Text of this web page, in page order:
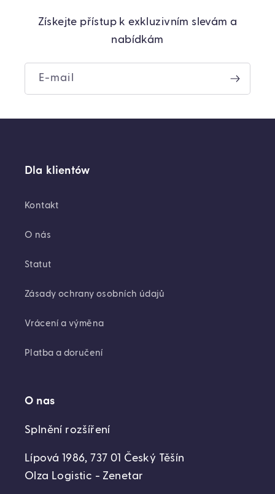
Získejte přístup k exkluzivním slevám a
nabídkám
E-mail
Dla klientów
Kontakt
O nás
Statut
Zásady ochrany osobních údajů
Vrácení a výměna
Platba a doručení
O nas
Splnění rozšíření
Lípová 1986, 737 01 Český Těšín
Olza Logistic - Zenetar